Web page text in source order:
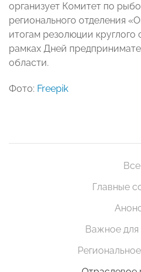
организует Комитет по
регионального отделения
итогам резолюции
рамках Дней
области.
Фото: Freepik
Все
Главные
Важное для